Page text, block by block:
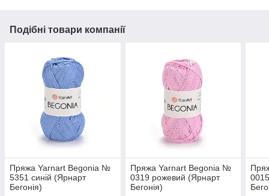
Подібні товари компанії
Пряжа Yarnart Begonia №
5351 синій (Ярнарт
Бегонія)
Пряжа Yarnart Begonia №
0319 рожевий (Ярнарт
Бегонія)